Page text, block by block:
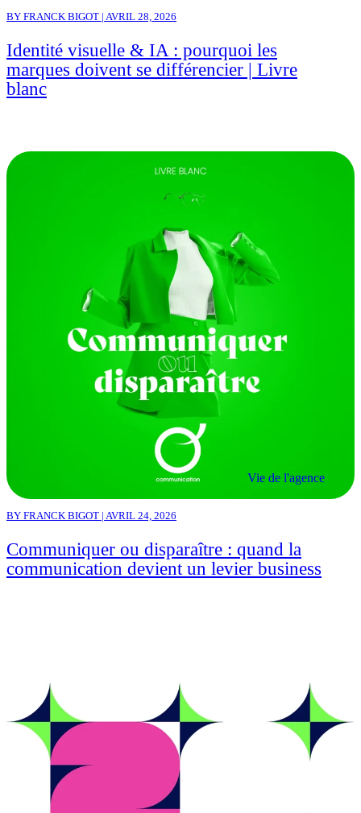
BY FRANCK BIGOT | AVRIL 28, 2026
Identité visuelle & IA : pourquoi les
marques doivent se différencier | Livre
blanc
Vie de l'agence
BY FRANCK BIGOT | AVRIL 24, 2026
Communiquer ou disparaître : quand la
communication devient un levier business